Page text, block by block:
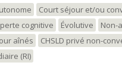
Court séjour et/ou
cognitive
Évolutive
Non-
aînés
CHSLD privé non-
(RI)